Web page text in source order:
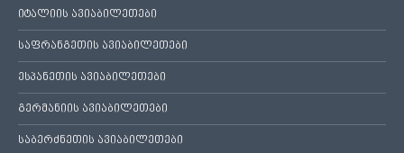
იტალიის ავიაბილეთები
საფრანგეთის ავიაბილეთები
ესპანეთის ავიაბილეთები
გერმანიის ავიაბილეთები
საბერძნეთის ავიაბილეთები